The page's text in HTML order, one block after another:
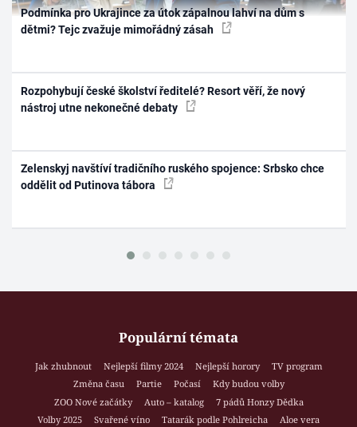
Podmínka pro Ukrajince za útok zápalnou lahví na dům s
dětmi? Tejc zvažuje mimořádný zásah
Rozpohybují české školství ředitelé? Resort věří, že nový
nástroj utne nekonečné debaty
Zelenskyj navštíví tradičního ruského spojence: Srbsko chce
oddělit od Putinova tábora
Populární témata
Jak zhubnout Nejlepší filmy 2024 Nejlepší horory
TV program
Změna času
Partie Počasí
Kdy budou volby
ZOO Nové začátky
Auto – katalog
7 pádů Honzy Dědka
Volby 2025
Svařené víno Tatarák podle Pohlreicha
Aloe vera